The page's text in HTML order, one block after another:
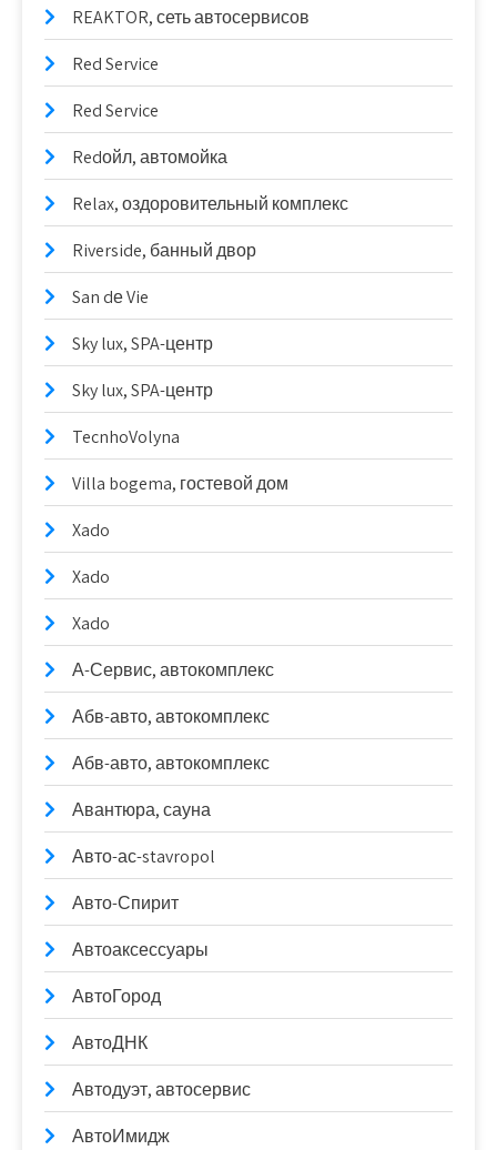
REAKTOR, сеть автосервисов
Red Service
Red Service
Redойл, автомойка
Relax, оздоровительный комплекс
Riverside, банный двор
San dе Vie
Sky lux, SPA-центр
Sky lux, SPA-центр
TecnhoVolyna
Villa bogema, гостевой дом
Xado
Xado
Xado
А-Сервис, автокомплекс
Абв-авто, автокомплекс
Абв-авто, автокомплекс
Авантюра, сауна
Авто-ас-stavropol
Авто-Спирит
Автоаксессуары
АвтоГород
АвтоДНК
Автодуэт, автосервис
АвтоИмидж